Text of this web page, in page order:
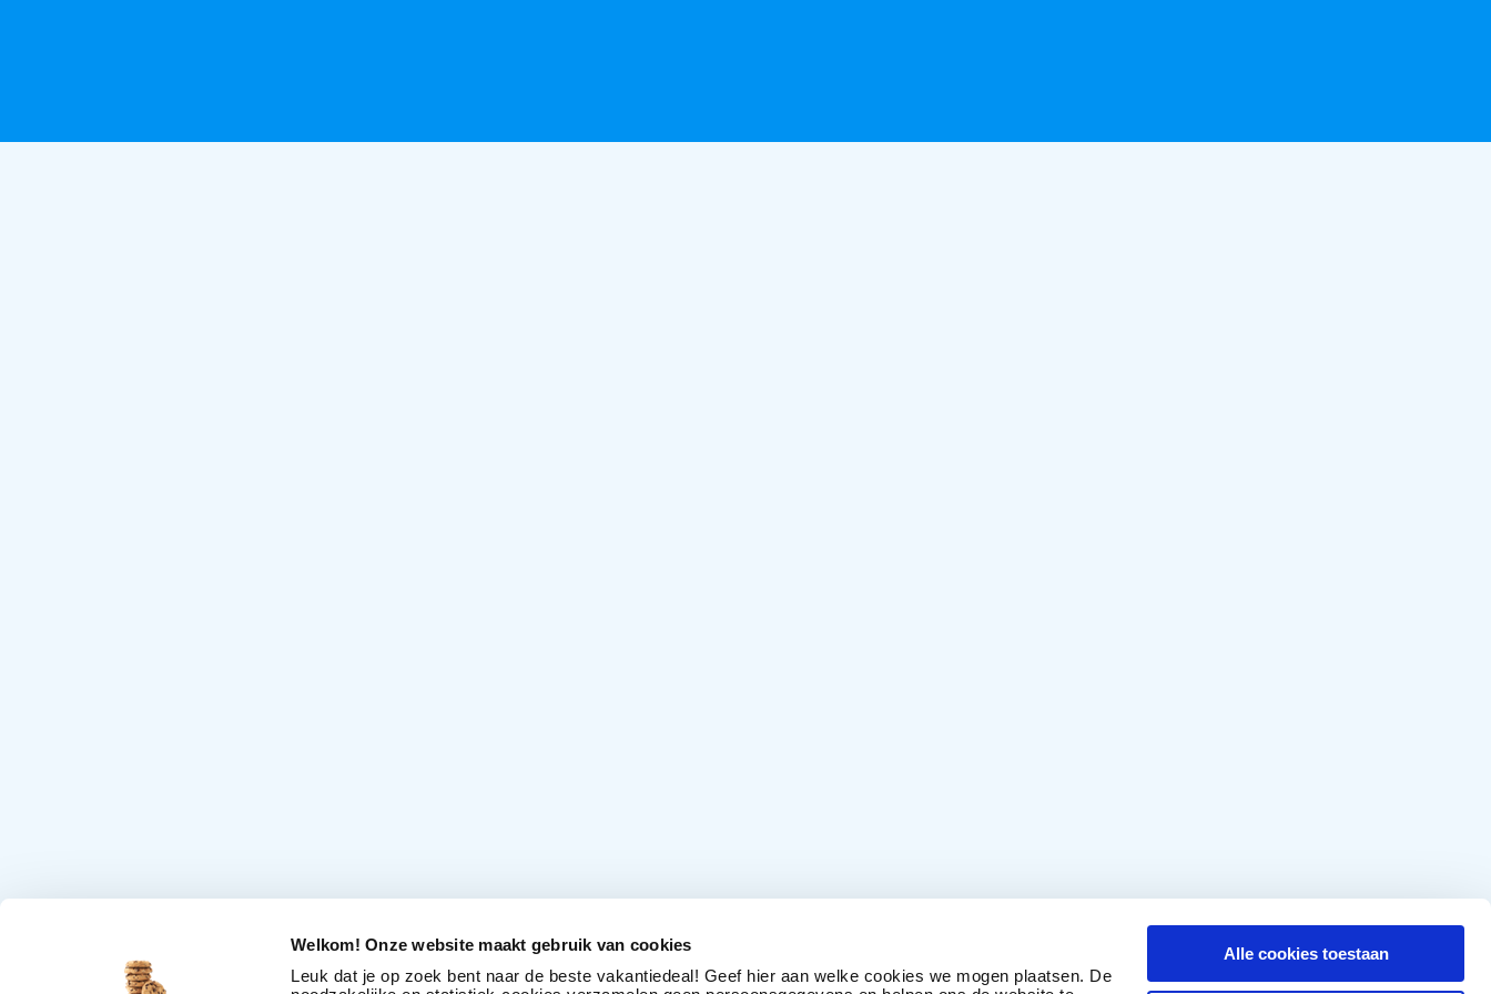
Welkom! Onze website maakt gebruik van cookies
Leuk dat je op zoek bent naar de beste vakantiedeal! Geef hier aan welke cookies we mogen plaatsen. De
Alle cookies toestaan